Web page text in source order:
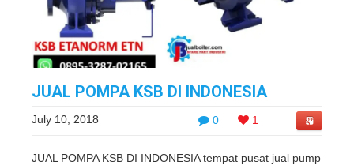
JUAL POMPA KSB DI INDONESIA
0 1
July 10, 2018
JUAL POMPA KSB DI INDONESIA tempat pusat jual pump